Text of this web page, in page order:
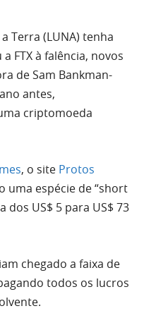
Terra (LUNA) tenha
FTX à falência, novos
de Sam Bankman-
antes,
criptomoeda
, o site Protos
uma espécie de “short
dos US$ 5 para US$ 73
chegado a faixa de
todos os lucros